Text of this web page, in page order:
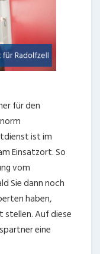
für den
ist im
Einsatzort. So
vom
Sie dann noch
haben,
stellen. Auf diese
eine